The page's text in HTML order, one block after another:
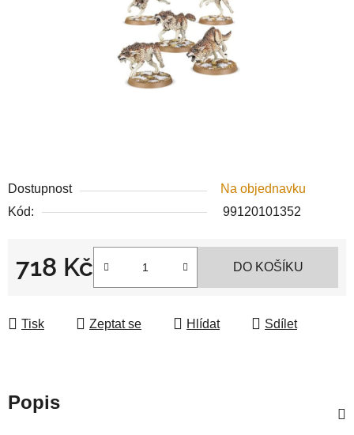
Dostupnost
Na objednavku
Kód:
99120101352
718 Kč DO KOŠÍKU
Tisk Zeptat se Hlídat Sdílet
Popis